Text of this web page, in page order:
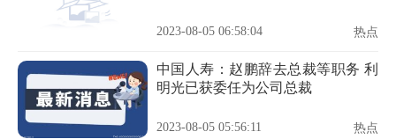
2023-08-05 06:58:04 热点
中国人寿：赵鹏辞去总裁等职务 利
明光已获委任为公司总裁
2023-08-05 05:56:11 热点